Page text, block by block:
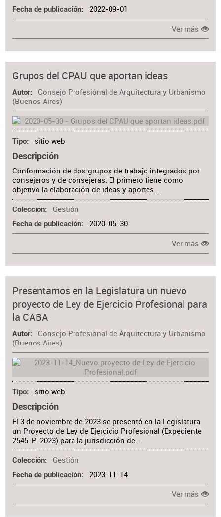
Fecha de publicación 2022-09-01
Ver más
Grupos del CPAU que aportan ideas
Autor
Consejo Profesional de Arquitectura y Urbanismo
(Buenos Aires)
Tipo sitio web
Descripción
Conformación de dos grupos de trabajo integrados por
consejeros y de consejeras. El primero tiene como
objetivo la elaboración de ideas y aportes…
Colección Gestión
Fecha de publicación 2020-05-30
Ver más
Presentamos en la Legislatura un nuevo
proyecto de Ley de Ejercicio Profesional para
la CABA
Autor
Consejo Profesional de Arquitectura y Urbanismo
(Buenos Aires)
Tipo sitio web
Descripción
El 3 de noviembre de 2023 se presentó en la Legislatura
un Proyecto de Ley de Ejercicio Profesional (Expediente
2545-P-2023) para la jurisdicción de…
Colección Gestión
Fecha de publicación 2023-11-14
Ver más